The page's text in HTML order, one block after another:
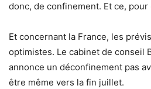
donc, de confinement. Et ce, pour
Et concernant la France, les
optimistes. Le cabinet de conseil
annonce un déconfinement pas
être même vers la fin juillet.